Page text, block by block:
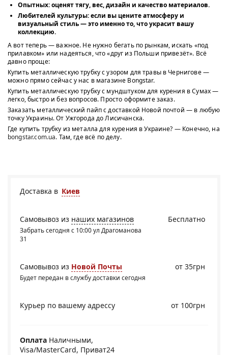
Опытных:оценят тягу, вес, дизайн и качество материалов.
Любителей культуры:если вы цените атмосферу и
визуальный стиль — это именно то, что украсит вашу
коллекцию.
А вот теперь — важное. Не нужно бегать по рынкам, искать «под
прилавком» или надеяться, что «друг из Польши привезёт». Всё
давно проще:
Купить металлическую трубку с узором для травы в Чернигове —
можно прямо сейчас у нас в магазине Bongstar.
Купить металлическую трубку с мундштуком для курения в Сумах —
легко, быстро и без вопросов. Просто оформите заказ.
Заказать металлический пайп с доставкой Новой почтой — в любую
точку Украины. От Ужгорода до Лисичанска.
Где купить трубку из металла для курения в Украине? — Конечно, на
bongstar.com.ua. Там, где всё по делу.
Доставка в Киев
Бесплатно
Самовывоз из наших магазинов
Забрать сегодня с 10:00 ул Драгоманова
31
Самовывоз из Новой Почты
Будет передан в службу доставки сегодня
от 35грн
Курьер по вашему адрессу от 100грн
Оплата Наличными,
Visa/MasterCard, Приват24